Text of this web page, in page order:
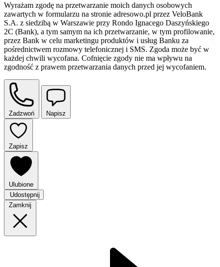
Wyrażam zgodę na przetwarzanie moich danych osobowych
zawartych w formularzu na stronie adresowo.pl przez VeloBank
S.A. z siedzibą w Warszawie przy Rondo Ignacego Daszyńskiego
2C (Bank), a tym samym na ich przetwarzanie, w tym profilowanie,
przez Bank w celu marketingu produktów i usług Banku za
pośrednictwem rozmowy telefonicznej i SMS. Zgoda może być w
każdej chwili wycofana. Cofnięcie zgody nie ma wpływu na
zgodność z prawem przetwarzania danych przed jej wycofaniem.
Zadzwoń Napisz
Zapisz
Ulubione
Udostępnij
Zamknij